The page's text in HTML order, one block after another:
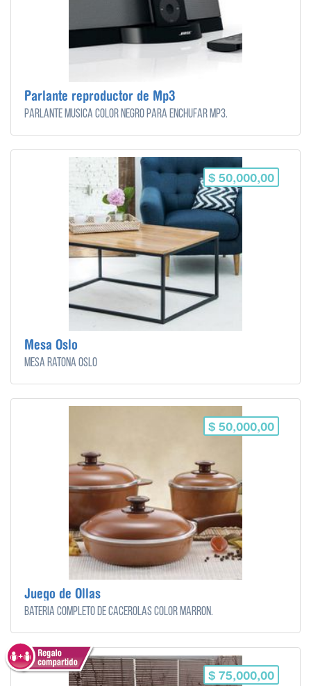
Parlante reproductor de Mp3
Parlante música color negro para enchufar mp3.
$ 50,000,00
Mesa Oslo
Mesa ratona Oslo
$ 50,000,00
Juego de Ollas
Bateria completo de cacerolas color marron.
$ 75,000,00